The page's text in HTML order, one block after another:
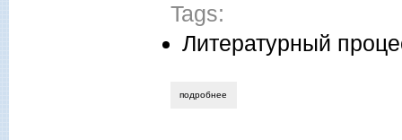
Tags:
Литературный
подробнее